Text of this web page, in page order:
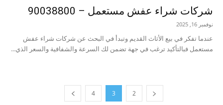
شركات شراء عفش مستعمل – 90038800
نوفمبر 16, 2025
عندما تفكر في بيع الأثاث القديم وتبدأ في البحث عن شركات شراء عفش
مستعمل فبالتأكيد ترغب في جهة تضمن لك السرعة والشفافية والسعر الذي...
2
3
4